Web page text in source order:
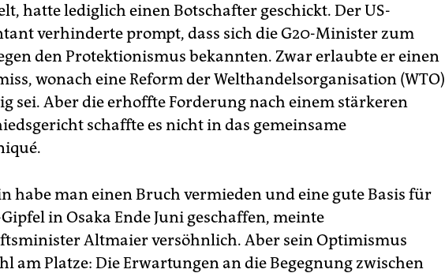
hatte lediglich einen Botschafter geschickt. Der US-
verhinderte prompt, dass sich die G20-Minister zum
den Protektionismus bekannten. Zwar erlaubte er einen
wonach eine Reform der Welthandelsorganisation (WTO)
sei. Aber die erhoffte Forderung nach einem stärkeren
schaffte es nicht in das gemeinsame
habe man einen Bruch vermieden und eine gute Basis für
in Osaka Ende Juni geschaffen, meinte
Altmaier versöhnlich. Aber sein Optimismus
am Platze: Die Erwartungen an die Begegnung zwischen